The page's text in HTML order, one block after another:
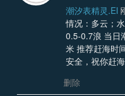
潮汐表精灵.EI
情况：多云；
0.5-0.7浪 当日
米 推荐赶海时
安全，祝你赶海
删除